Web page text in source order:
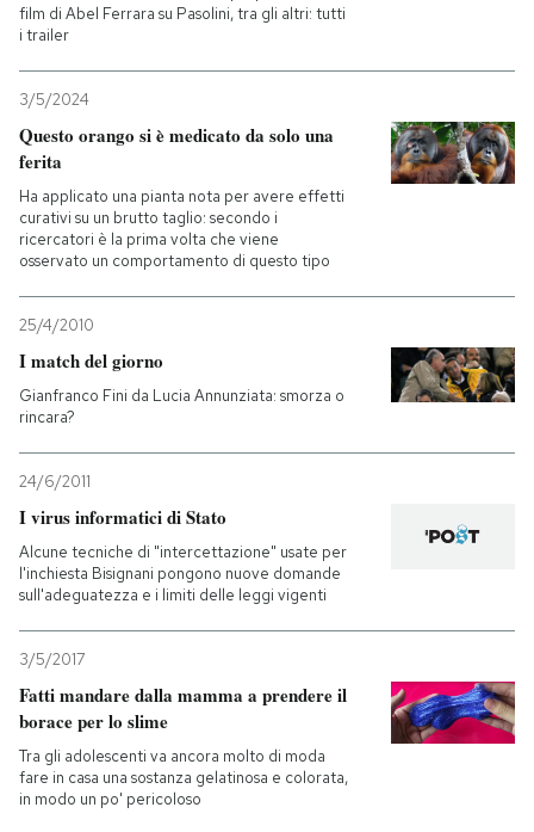
film di Abel Ferrara su Pasolini, tra gli altri: tutti
i trailer
3/5/2024
Questo orango si è medicato da solo una
ferita
Ha applicato una pianta nota per avere effetti
curativi su un brutto taglio: secondo i
ricercatori è la prima volta che viene
osservato un comportamento di questo tipo
25/4/2010
I match del giorno
Gianfranco Fini da Lucia Annunziata: smorza o
rincara?
24/6/2011
I virus informatici di Stato
Alcune tecniche di "intercettazione" usate per
l'inchiesta Bisignani pongono nuove domande
sull'adeguatezza e i limiti delle leggi vigenti
3/5/2017
Fatti mandare dalla mamma a prendere il
borace per lo slime
Tra gli adolescenti va ancora molto di moda
fare in casa una sostanza gelatinosa e colorata,
in modo un po' pericoloso